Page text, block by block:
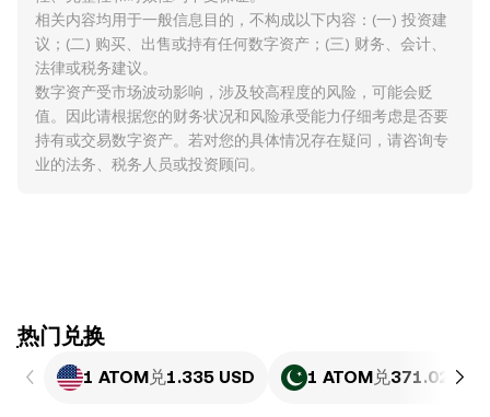
相关内容均用于一般信息目的，不构成以下内容：(一) 投资建
议；(二) 购买、出售或持有任何数字资产；(三) 财务、会计、
法律或税务建议。
数字资产受市场波动影响，涉及较高程度的风险，可能会贬
值。因此请根据您的财务状况和风险承受能力仔细考虑是否要
持有或交易数字资产。若对您的具体情况存在疑问，请咨询专
业的法务、税务人员或投资顾问。
ִִִִִִִִִִִִִִִִִִִִִִִִִִִִִִִִִִִִִִִִִִִִִִִִ热门兑换
1 ATOM兑1.335 USD 1 ATOM兑371.02 PKR